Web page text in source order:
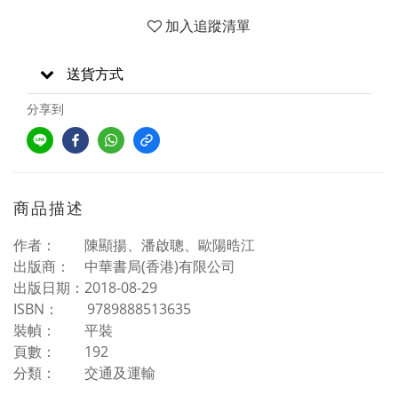
加入追蹤清單
送貨方式
分享到
商品描述
作者： 陳顯揚、潘啟聰、歐陽晧江
出版商： 中華書局(香港)有限公司
出版日期：2018-08-29
ISBN： 9789888513635
裝幀： 平裝
頁數： 192
分類： 交通及運輸